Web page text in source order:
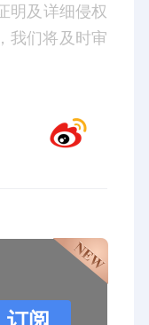
明及详细侵权
我们将及时审
订阅